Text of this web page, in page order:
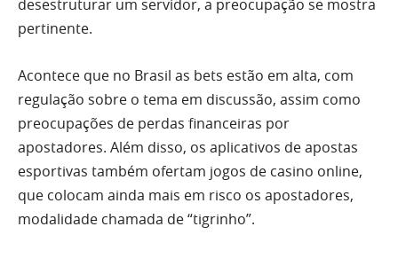
desestruturar um servidor, a preocupação se mostra
pertinente.
Acontece que no Brasil as bets estão em alta, com
regulação sobre o tema em discussão, assim como
preocupações de perdas financeiras por
apostadores. Além disso, os aplicativos de apostas
esportivas também ofertam jogos de casino online,
que colocam ainda mais em risco os apostadores,
modalidade chamada de “tigrinho”.